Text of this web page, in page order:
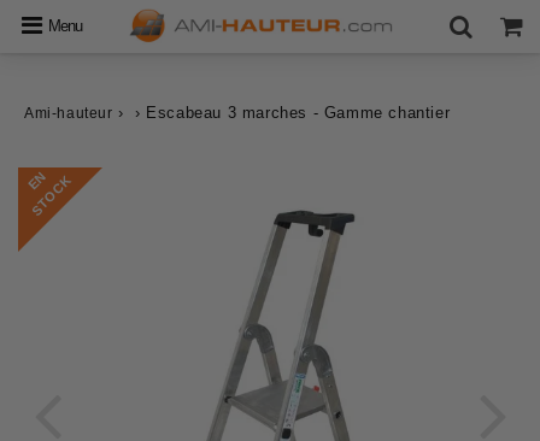
Menu
Ami-hauteur › › Escabeau 3 marches - Gamme chantier
E
N
S
T
O
C
K